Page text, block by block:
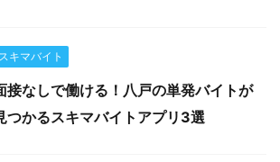
スキマバイト
接なしで働ける！八戸の単発バイトが
つかるスキマバイトアプリ3選